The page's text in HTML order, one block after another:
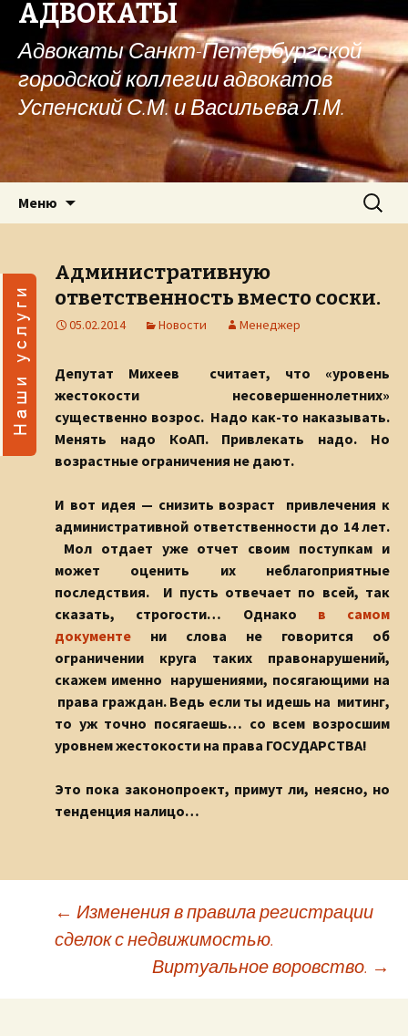
АДВОКАТЫ
Адвокаты Санкт-Петербургской
городской коллегии адвокатов
Успенский С.М. и Васильева Л.М.
Меню Найти:
Административную
ответственность вместо соски.
05.02.2014 Новости Менеджер
Депутат Михеев считает, что «уровень
жестокости несовершеннолетних»
существенно возрос. Надо как-то наказывать.
Менять надо КоАП. Привлекать надо. Но
возрастные ограничения не дают.
И вот идея — снизить возраст привлечения к
административной ответственности до 14 лет.
Мол отдает уже отчет своим поступкам и
может оценить их неблагоприятные
последствия. И пусть отвечает по всей, так
сказать, строгости… Однако в самом
документе ни слова не говорится об
ограничении круга таких правонарушений,
скажем именно нарушениями, посягающими на
права граждан. Ведь если ты идешь на митинг,
то уж точно посягаешь… со всем возросшим
уровнем жестокости на права ГОСУДАРСТВА!
Это пока законопроект, примут ли, неясно, но
тенденция налицо…
Навигация по записям
← Изменения в правила регистрации
сделок с недвижимостью.
Виртуальное воровство. →